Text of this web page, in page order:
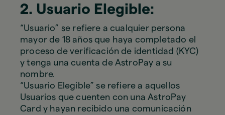
2. Usuario Elegible:
“Usuario” se refiere a cualquier persona
mayor de 18 años que haya completado el
proceso de verificación de identidad (KYC)
y tenga una cuenta de AstroPay a su
nombre.
“Usuario Elegible” se refiere a aquellos
Usuarios que cuenten con una AstroPay
Card y hayan recibido una comunicación